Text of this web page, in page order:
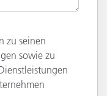
zu seinen
sowie zu